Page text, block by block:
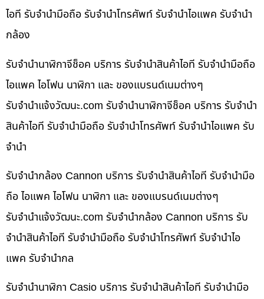
ไอที รับจำนำมือถือ รับจำนำโทรศัพท์ รับจำนำไอแพค รับจำนำ
กล้อง
รับจำนำนาฬิกาจีช็อค บริการ รับจำนำสินค้าไอที รับจำนำมือถือ
ไอแพค ไอโฟน นาฬิกา และ ของแบรนด์เนมต่างๆ
รับจํานําแจ้งวัฒนะ.com รับจำนำนาฬิกาจีช็อค บริการ รับจำนำ
สินค้าไอที รับจำนำมือถือ รับจำนำโทรศัพท์ รับจำนำไอแพค รับ
จำนำ
รับจำนำกล้อง Cannon บริการ รับจำนำสินค้าไอที รับจำนำมือ
ถือ ไอแพค ไอโฟน นาฬิกา และ ของแบรนด์เนมต่างๆ
รับจํานําแจ้งวัฒนะ.com รับจำนำกล้อง Cannon บริการ รับ
จำนำสินค้าไอที รับจำนำมือถือ รับจำนำโทรศัพท์ รับจำนำไอ
แพค รับจำนำกล
รับจำนำนาฬิกา Casio บริการ รับจำนำสินค้าไอที รับจำนำมือ